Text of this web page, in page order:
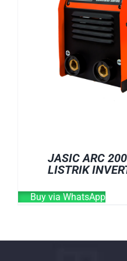
JASIC ARC
LISTRIK
Buy via WhatsApp